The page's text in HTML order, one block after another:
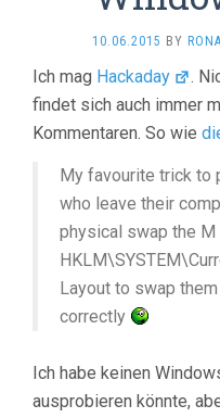
10.06.2015 BY
Ich mag Hackaday
.
findet sich auch immer
Kommentaren. So wie
My favourite trick to
who leave their
physical swap the
Layout to swap
correctly
Ich habe keinen
ausprobieren könnte,